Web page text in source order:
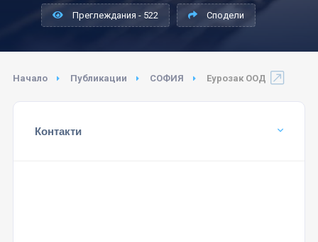
Преглеждания - 522 Сподели
Начало Публикации СОФИЯ Еурозак ООД
Контакти